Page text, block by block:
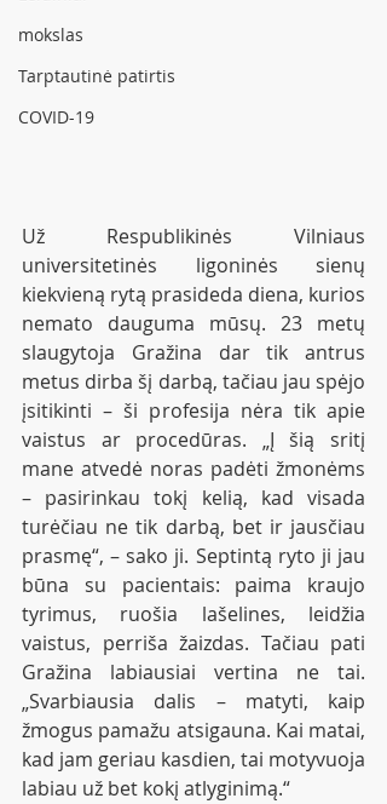
mokslas
Tarptautinė patirtis
COVID-19
Už Respublikinės Vilniaus
universitetinės ligoninės sienų
kiekvieną rytą prasideda diena, kurios
nemato dauguma mūsų. 23 metų
slaugytoja Gražina dar tik antrus
metus dirba šį darbą, tačiau jau spėjo
įsitikinti – ši profesija nėra tik apie
vaistus ar procedūras. „Į šią sritį
mane atvedė noras padėti žmonėms
– pasirinkau tokį kelią, kad visada
turėčiau ne tik darbą, bet ir jausčiau
prasmę“, – sako ji. Septintą ryto ji jau
būna su pacientais: paima kraujo
tyrimus, ruošia lašelines, leidžia
vaistus, perriša žaizdas. Tačiau pati
Gražina labiausiai vertina ne tai.
„Svarbiausia dalis – matyti, kaip
žmogus pamažu atsigauna. Kai matai,
kad jam geriau kasdien, tai motyvuoja
labiau už bet kokį atlyginimą.“